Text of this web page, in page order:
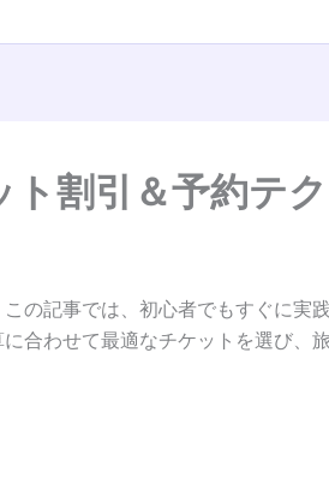
割引＆予約テ
の記事では、初心者でもすぐに実
合わせて最適なチケットを選び、